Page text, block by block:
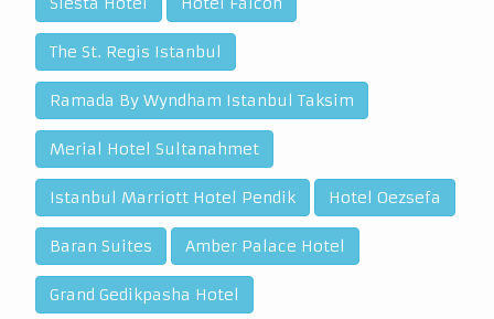
The St. Regis Istanbul
Ramada By Wyndham Istanbul Taksim
Merial Hotel Sultanahmet
Istanbul Marriott Hotel Pendik Hotel Oezsefa
Baran Suites Amber Palace Hotel
Grand Gedikpasha Hotel